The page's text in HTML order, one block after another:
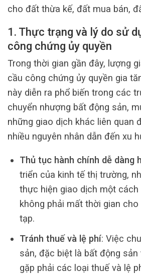
cho đất thừa kế, đất mua bán,
1. Thực trạng và lý do sử
công chứng ủy quyền
Trong thời gian gần đây, lượng
cầu công chứng ủy quyền gia
này diễn ra phổ biến trong các
chuyển nhượng bất động sản,
những giao dịch khác liên quan
nhiều nguyên nhân dẫn đến xu
Thủ tục hành chính dễ dàng
triển của kinh tế thị trường,
thực hiện giao dịch một cách
không phải mất thời gian
tạp.
Tránh thuế và lệ phí: Việc
sản, đặc biệt là bất động
gặp phải các loại thuế và lệ